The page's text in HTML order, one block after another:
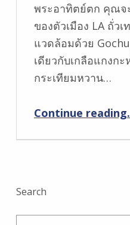
พระอาทิตย์ตก คุณจ
ของตัวเมือง LA ถั่ว
แวดล้อมด้วย
เดียวกับเกลือแกงก
กระเทียมหวาน…
Continue reading“Nest ที่
Search